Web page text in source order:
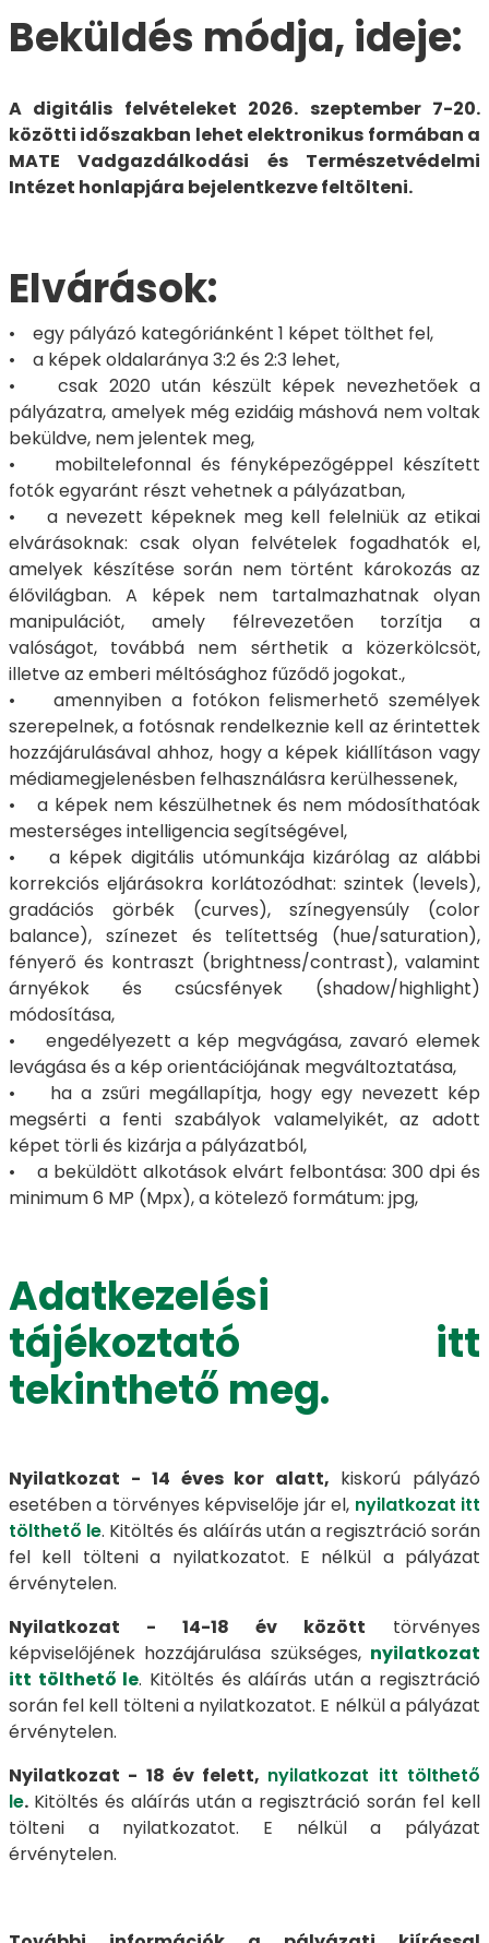
Beküldés módja, ideje:
A digitális felvételeket 2026. szeptember 7-20.
közötti időszakban lehet elektronikus formában a
MATE Vadgazdálkodási és Természetvédelmi
Intézet honlapjára bejelentkezve feltölteni.
Elvárások:
• egy pályázó kategóriánként 1 képet tölthet fel,
• a képek oldalaránya 3:2 és 2:3 lehet,
• csak 2020 után készült képek nevezhetőek a
pályázatra, amelyek még ezidáig máshová nem voltak
beküldve, nem jelentek meg,
• mobiltelefonnal és fényképezőgéppel készített
fotók egyaránt részt vehetnek a pályázatban,
• a nevezett képeknek meg kell felelniük az etikai
elvárásoknak: csak olyan felvételek fogadhatók el,
amelyek készítése során nem történt károkozás az
élővilágban. A képek nem tartalmazhatnak olyan
manipulációt, amely félrevezetően torzítja a
valóságot, továbbá nem sérthetik a közerkölcsöt,
illetve az emberi méltósághoz fűződő jogokat.,
• amennyiben a fotókon felismerhető személyek
szerepelnek, a fotósnak rendelkeznie kell az érintettek
hozzájárulásával ahhoz, hogy a képek kiállításon vagy
médiamegjelenésben felhasználásra kerülhessenek,
• a képek nem készülhetnek és nem módosíthatóak
mesterséges intelligencia segítségével,
• a képek digitális utómunkája kizárólag az alábbi
korrekciós eljárásokra korlátozódhat: szintek (levels),
gradációs görbék (curves), színegyensúly (color
balance), színezet és telítettség (hue/saturation),
fényerő és kontraszt (brightness/contrast), valamint
árnyékok és csúcsfények (shadow/highlight)
módosítása,
• engedélyezett a kép megvágása, zavaró elemek
levágása és a kép orientációjának megváltoztatása,
• ha a zsűri megállapítja, hogy egy nevezett kép
megsérti a fenti szabályok valamelyikét, az adott
képet törli és kizárja a pályázatból,
• a beküldött alkotások elvárt felbontása: 300 dpi és
minimum 6 MP (Mpx), a kötelező formátum: jpg,
Adatkezelési
tájékoztató itt
tekinthető meg.
Nyilatkozat - 14 éves kor alatt, kiskorú pályázó
esetében a törvényes képviselője jár el, nyilatkozat itt
tölthető le. Kitöltés és aláírás után a regisztráció során
fel kell tölteni a nyilatkozatot. E nélkül a pályázat
érvénytelen.
Nyilatkozat - 14-18 év között törvényes
képviselőjének hozzájárulása szükséges, nyilatkozat
itt tölthető le. Kitöltés és aláírás után a regisztráció
során fel kell tölteni a nyilatkozatot. E nélkül a pályázat
érvénytelen.
Nyilatkozat - 18 év felett, nyilatkozat itt tölthető
le. Kitöltés és aláírás után a regisztráció során fel kell
tölteni a nyilatkozatot. E nélkül a pályázat
érvénytelen.